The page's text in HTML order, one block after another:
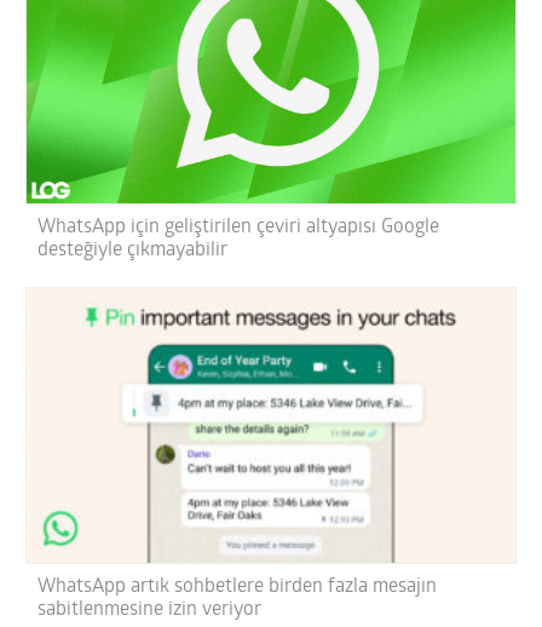
WhatsApp için geliştirilen çeviri altyapısı Google
desteğiyle çıkmayabilir
WhatsApp artık sohbetlere birden fazla mesajın
sabitlenmesine izin veriyor